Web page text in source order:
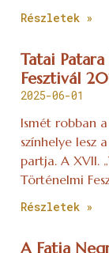
Részletek »
Tatai
Fesztivál
2025-06-01
Ismét robban
színhelye lesz
partja. A XVII.
Történelmi
Részletek »
A Fatia